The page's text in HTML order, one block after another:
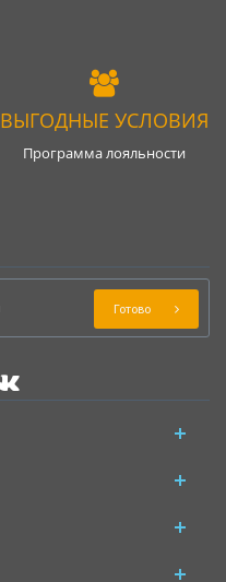
ВЫГОДНЫЕ УСЛОВИЯ
Программа лояльности
Готово